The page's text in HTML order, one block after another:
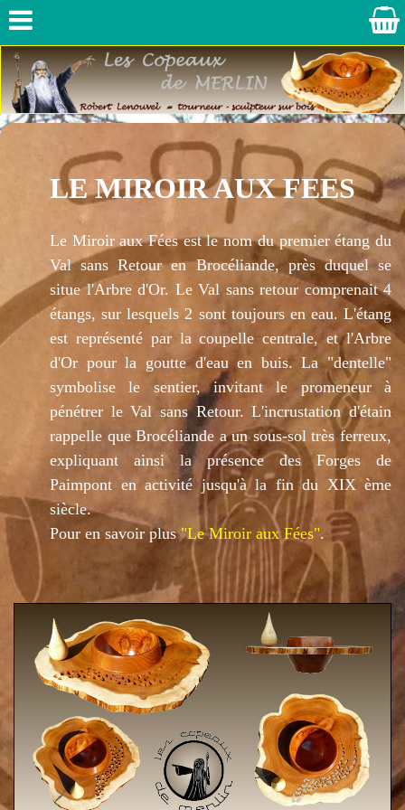
LE MIROIR AUX FEES
Le Miroir aux Fées est le nom du premier étang du
Val sans Retour en Brocéliande, près duquel se
situe l'Arbre d'Or. Le Val sans retour comprenait 4
étangs, sur lesquels 2 sont toujours en eau. L'étang
est représenté par la coupelle centrale, et l'Arbre
d'Or pour la goutte d'eau en buis. La "dentelle"
symbolise le sentier, invitant le promeneur à
pénétrer le Val sans Retour. L'incrustation d'étain
rappelle que Brocéliande a un sous-sol très ferreux,
expliquant ainsila présence des Forges de
Paimpont en activité jusqu'à la fin du XIX ème
siècle.
Pour en savoir plus"Le Miroir aux Fées".